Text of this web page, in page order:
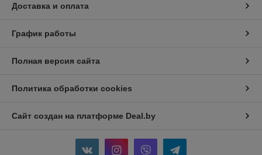
Доставка и оплата
График работы
Полная версия сайта
Политика обработки cookies
Сайт создан на платформе Deal.by